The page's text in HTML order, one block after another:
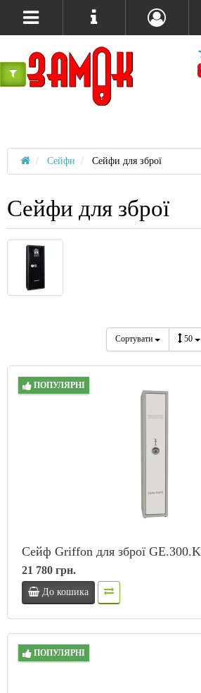
Сейфи Сейфи для зброї
Сейфи для зброї
Сортувати 50
ПОПУЛЯРНІ
Сейф Griffon для зброї GE.300.K
21 780 грн.
До кошика
ПОПУЛЯРНІ